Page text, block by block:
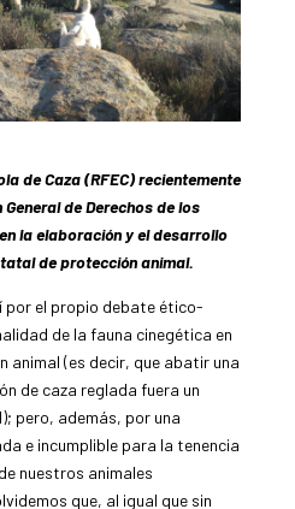
de Caza (RFEC) recientemente
de Derechos de los
la elaboración y el desarrollo
de protección animal.
por el propio debate ético-
de la fauna cinegética en
animal (es decir, que abatir una
de caza reglada fuera un
pero, además, por una
e incumplible para la tenencia
nuestros animales
que, al igual que sin